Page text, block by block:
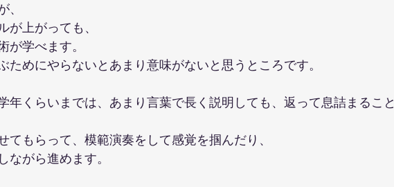
が上がっても、
が学べます。
ためにやらないとあまり意味がないと思うところです。
年くらいまでは、あまり言葉で長く説明しても、返って息詰まること
てもらって、模範演奏をして感覚を掴んだり、
ながら進めます。